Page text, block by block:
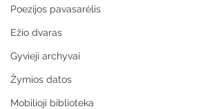
Poezijos pavasarėlis
Ežio dvaras
Gyvieji archyvai
Žymios datos
Mobilioji biblioteka